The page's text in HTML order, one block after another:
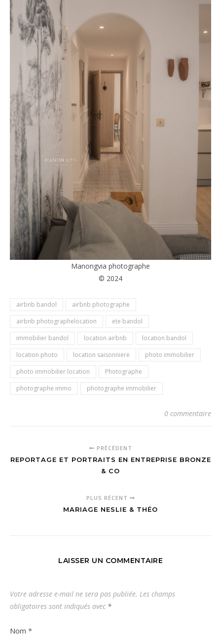
Manongvia photographe
© 2024
airbnb bandol
airbnb photographe
airbnb photographelocation
ete bandol
immobilier bandol
location airbnb
location bandol
location photo
location saisonniere
photo immobilier
photo immobilier location
Photographe
photographe immo
photographe immobilier
0 commentaire
PRÉCÉDENT
REPORTAGE ET PORTRAITS EN ENTREPRISE BRONZE
& CO
PLUS RÉCENT
MARIAGE NESLIE & THÉO
LAISSER UN COMMENTAIRE
Votre adresse e-mail ne sera pas publiée. Les champs
obligatoires sont indiqués avec *
Nom *